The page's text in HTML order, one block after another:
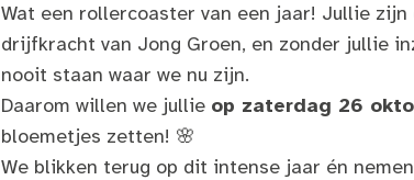
Wat een rollercoaster van een jaar! Jullie
drijfkracht van Jong Groen, en zonder jullie
nooit staan waar we nu zijn.
Daarom willen we jullie op zaterdag 26
bloemetjes zetten! 🌸
We blikken terug op dit intense jaar én